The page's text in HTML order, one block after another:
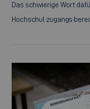
Das schwierige Wort